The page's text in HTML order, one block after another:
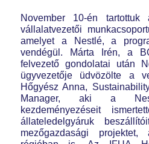
November 10-én
vállalatvezetői
amelyet a Nestlé, a
vendégül. Márta Irén, a
felvezető gondolatai után
ügyvezetője üdvözölte a
Hőgyész Anna,
Manager, aki a
kezdeményezéseit
állateledelgyáruk
mezőgazdasági